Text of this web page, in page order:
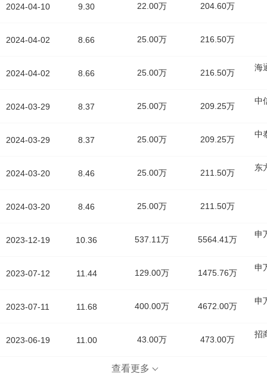
2024-04-10
2024-04-02
2024-04-02
2024-03-29
2024-03-29
2024-03-20
2024-03-20
2023-12-19
2023-07-12
2023-07-11
2023-06-19
9.30 22.00万 204.60万
8.66 25.00万 216.50万
8.66 25.00万 216.50万
海
8.37 25.00万 209.25万
中
8.37 25.00万 209.25万
中
8.46 25.00万 211.50万
东
8.46 25.00万 211.50万
10.36 537.11万 5564.41万
申
11.44 129.00万 1475.76万
申
11.68 400.00万 4672.00万
申
11.00 43.00万 473.00万
招
查看更多